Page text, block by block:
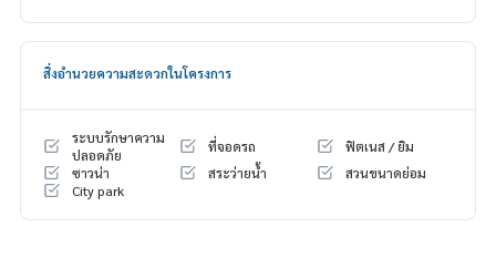
- ห้างเซนทรัลลาดพร้าว: 1.9 กม.
จากราคา 5 ล้าน เหลือเพียง
** บริการสินเชื่อฟรี! เลือกได้ทุกธนาคาร **
ดอกเบี้ยพิเศษ วงเงินสูงสุด 90-100%
สิ่งอำนวยความสะดวกในโครงการ
ระบบรักษาความ
ปลอดภัย
ที่จอดรถ
ฟิตเนส / ยิม
ซาวน่า
สระว่ายน้ำ
สวนขนาดย่อม
City park